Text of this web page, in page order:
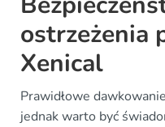
ostrzeżenia
Xenical
Prawidłowe
jednak warto być